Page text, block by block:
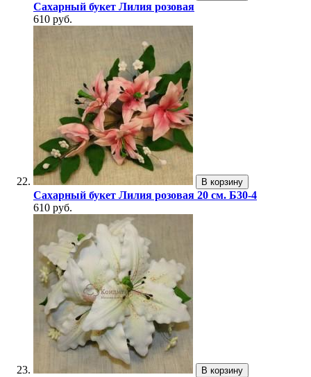
Сахарный букет Лилия розовая
610 руб.
В корзину
Сахарный букет Лилия розовая 20 см. Б30-4
610 руб.
В корзину